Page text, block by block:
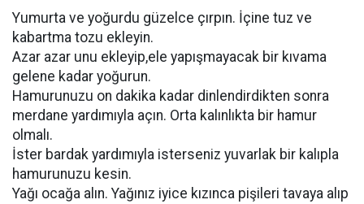
Yumurta ve yoğurdu güzelce çırpın. İçine tuz ve
kabartma tozu ekleyin.
Azar azar unu ekleyip,ele yapışmayacak bir kıvama
gelene kadar yoğurun.
Hamurunuzu on dakika kadar dinlendirdikten sonra
merdane yardımıyla açın. Orta kalınlıkta bir hamur
olmalı.
İster bardak yardımıyla isterseniz yuvarlak bir kalıpla
hamurunuzu kesin.
Yağı ocağa alın. Yağınız iyice kızınca pişileri tavaya alıp